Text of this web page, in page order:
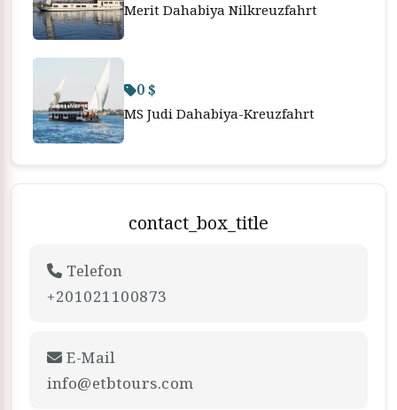
Merit Dahabiya Nilkreuzfahrt
0 $
MS Judi Dahabiya-Kreuzfahrt
contact_box_title
Telefon
+201021100873
E-Mail
info@etbtours.com